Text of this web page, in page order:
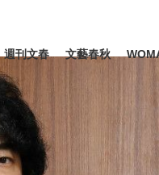
ビ
週刊文春 文藝春秋